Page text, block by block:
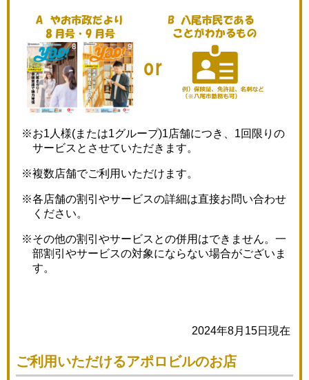
※お1人様(または1グループ)1店舗につき、1回限りの
サービスとさせていただきます。
※複数店舗でご利用いただけます。
※各店舗の割引やサービスの詳細は直接お問い合わせ
ください。
※その他の割引やサービスとの併用はできません。一
部割引やサービスの対象にならない場合がございま
す。
2024年8月15日現在
ご利用いただけるアポロビルのお店